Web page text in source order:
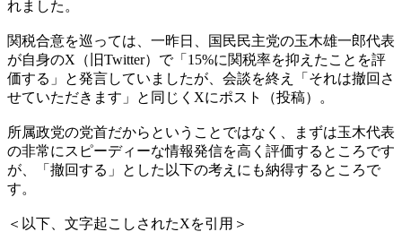
れました。
関税合意を巡っては、一昨日、国民民主党の玉木雄一郎代表
が自身のX（旧Twitter）で「15%に関税率を抑えたことを評
価する」と発言していましたが、会談を終え「それは撤回さ
せていただきます」と同じくXにポスト（投稿）。
所属政党の党首だからということではなく、まずは玉木代表
の非常にスピーディーな情報発信を高く評価するところです
が、「撤回する」とした以下の考えにも納得するところで
す。
＜以下、文字起こしされたXを引用＞